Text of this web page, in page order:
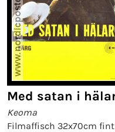
Med satan i
Keoma
Filmaffisch 32x70cm